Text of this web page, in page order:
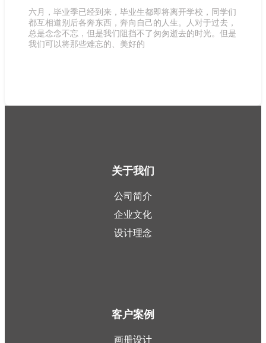
六月，毕业季已经到来，毕业生都即将离开学校，同学们
都互相道别后各奔东西，奔向自己的人生。人对于过去，
总是念念不忘，但是我们阻挡不了匆匆逝去的时光。但是
我们可以将那些难忘的、美好的
关于我们
公司简介
企业文化
设计理念
客户案例
画册设计